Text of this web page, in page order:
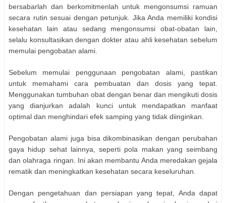
bersabarlah dan berkomitmenlah untuk mengonsumsi ramuan
secara rutin sesuai dengan petunjuk. Jika Anda memiliki kondisi
kesehatan lain atau sedang mengonsumsi obat-obatan lain,
selalu konsultasikan dengan dokter atau ahli kesehatan sebelum
memulai pengobatan alami.
Sebelum memulai penggunaan pengobatan alami, pastikan
untuk memahami cara pembuatan dan dosis yang tepat.
Menggunakan tumbuhan obat dengan benar dan mengikuti dosis
yang dianjurkan adalah kunci untuk mendapatkan manfaat
optimal dan menghindari efek samping yang tidak diinginkan.
Pengobatan alami juga bisa dikombinasikan dengan perubahan
gaya hidup sehat lainnya, seperti pola makan yang seimbang
dan olahraga ringan. Ini akan membantu Anda meredakan gejala
rematik dan meningkatkan kesehatan secara keseluruhan.
Dengan pengetahuan dan persiapan yang tepat, Anda dapat